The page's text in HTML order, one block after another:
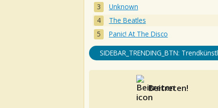
Unknown
The Beatles
Panic! At The Disco
SIDEBAR_TRENDING_BTN:
Beitreten!